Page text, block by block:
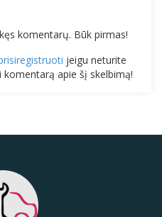
komentarų. Būk pirmas!
jeigu neturite
apie šį skelbimą!